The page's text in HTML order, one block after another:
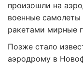
произошли на
военные самолеты
ракетами мирные
Позже стало
аэродрому в